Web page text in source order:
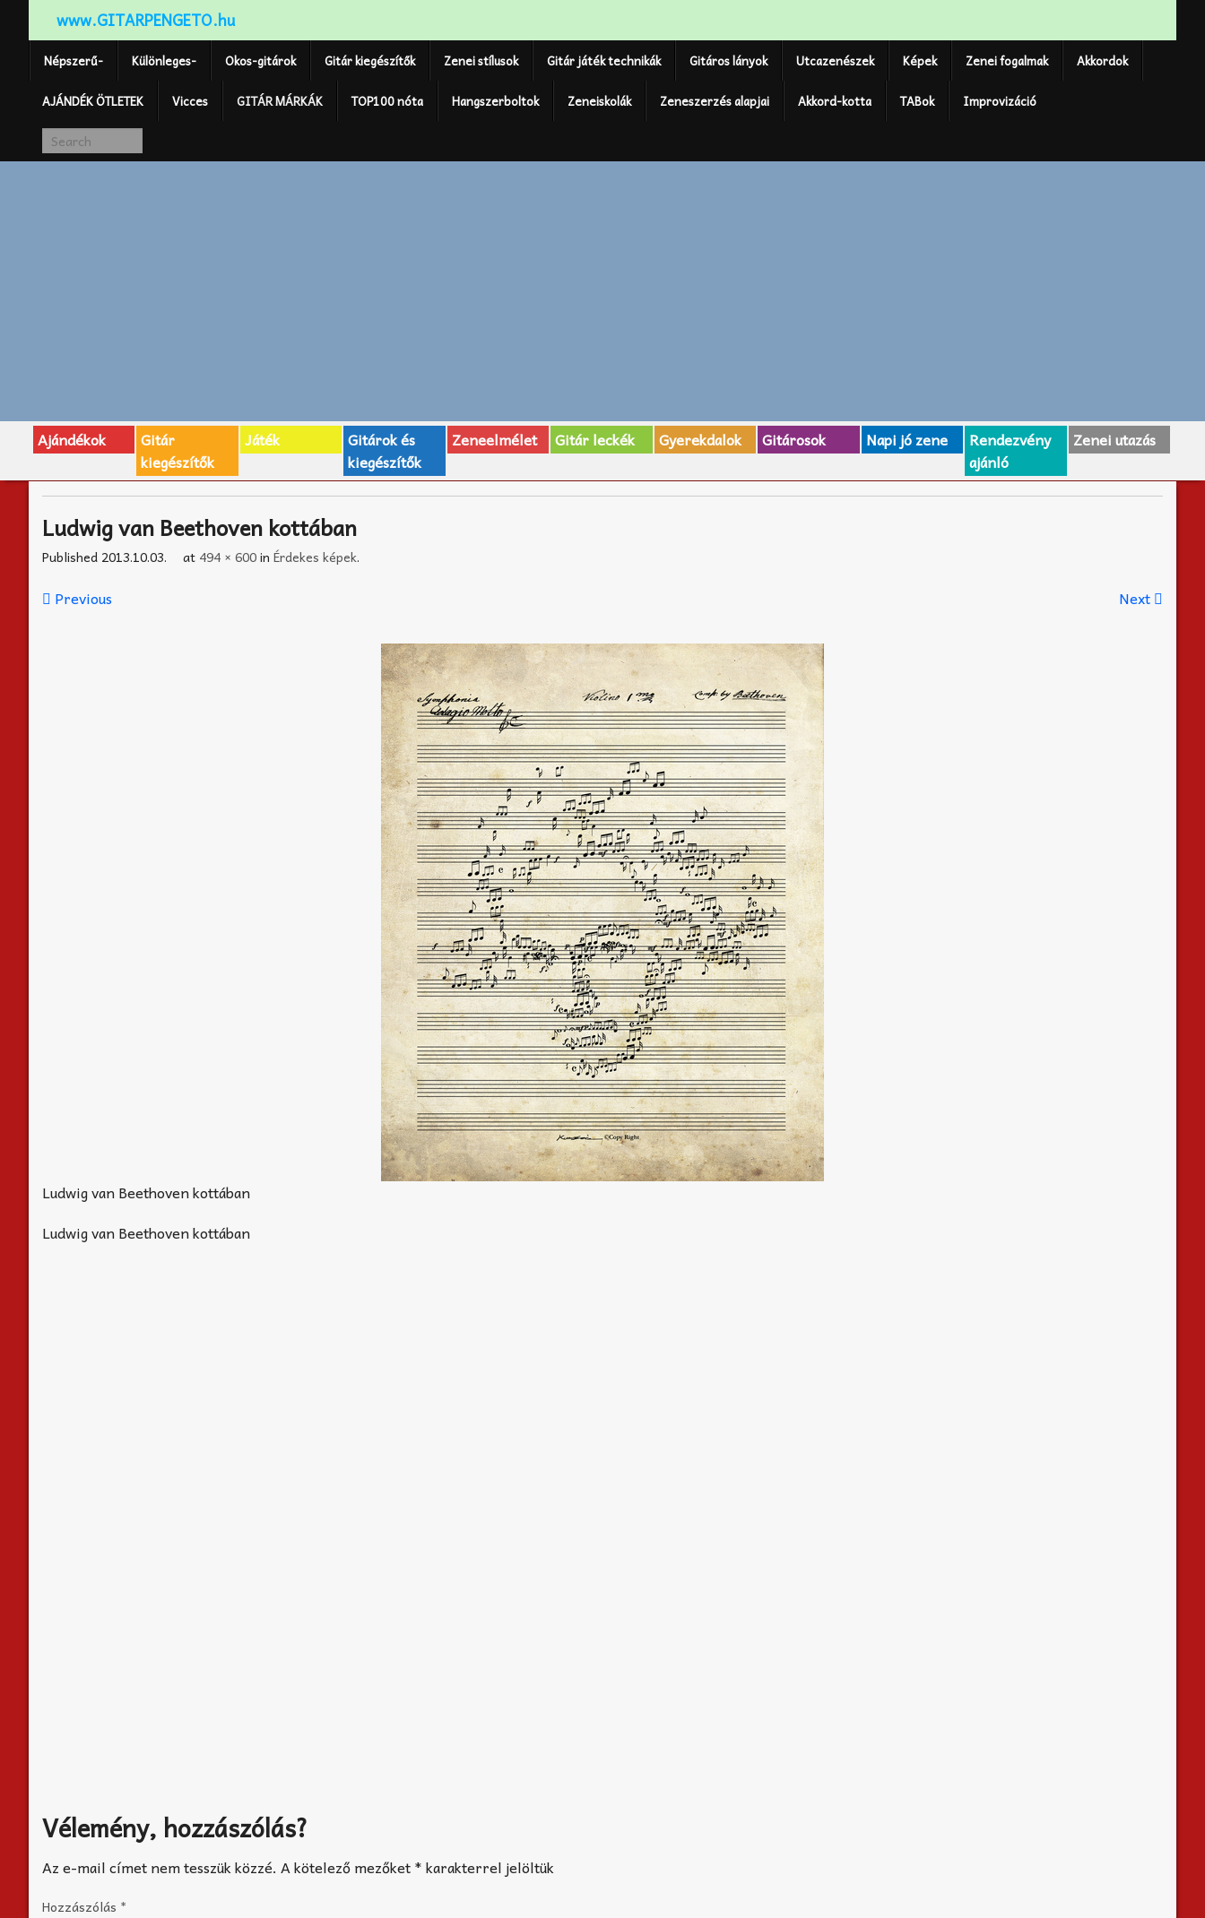
www.GITARPENGETO.hu
Népszerű- Különleges- Okos-gitárok Gitár kiegészítők Zenei stílusok Gitár játék technikák Gitáros lányok Utcazenészek Képek Zenei fogalmak Akkordok
AJÁNDÉK ÖTLETEK Vicces GITÁR MÁRKÁK TOP100 nóta Hangszerboltok Zeneiskolák Zeneszerzés alapjai Akkord-kotta TABok Improvizáció
Ajándékok
Gitár
kiegészítők
Játék
Gitárok és
kiegészítők
Zeneelmélet Gitár leckék Gyerekdalok Gitárosok Napi jó zene
Rendezvény
ajánló
Zenei utazás
Ludwig van Beethoven kottában
Published 2013.10.03. at 494 × 600in Érdekes képek.
Previous Next
Ludwig van Beethoven kottában
Ludwig van Beethoven kottában
Vélemény, hozzászólás?
Az e-mail címet nem tesszük közzé. A kötelező mezőket*karakterrel jelöltük
Hozzászólás *